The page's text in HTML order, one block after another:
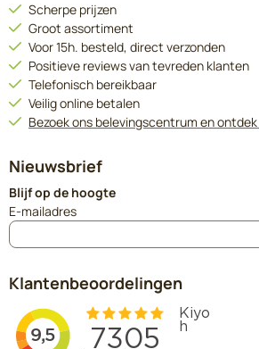
Scherpe prijzen
Groot assortiment
Voor 15h. besteld, direct verzonden
Positieve reviews van tevreden klanten
Telefonisch bereikbaar
Veilig online betalen
Bezoek ons belevingscentrum en
Nieuwsbrief
Blijf op de hoogte
E-mailadresVul je e-mailadres in voor de
Klantenbeoordelingen